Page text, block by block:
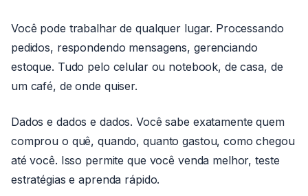
Você pode trabalhar de qualquer lugar. Processando
pedidos, respondendo mensagens, gerenciando
estoque. Tudo pelo celular ou notebook, de casa, de
um café, de onde quiser.
Dados e dados e dados. Você sabe exatamente quem
comprou o quê, quando, quanto gastou, como chegou
até você. Isso permite que você venda melhor, teste
estratégias e aprenda rápido.